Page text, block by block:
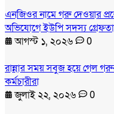
এনজিওর নামে গরু দেওয়ার
অভিযোগে ইউপি সদস্য
আগস্ট ১, ২০২৬
0
রান্নার সময় সবুজ হয়ে গেল
কর্মচারীরা
জুলাই ২২, ২০২৬
0